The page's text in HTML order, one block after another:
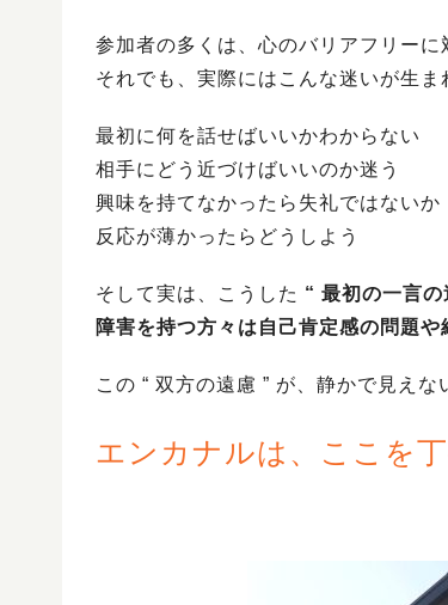
参加者の多くは、心のバリアフリーに
それでも、実際にはこんな迷いが生ま
最初に何を話せばいいかわからない
相手にどう近づけばいいのか迷う
興味を持てなかったら失礼ではないか
反応が薄かったらどうしよう
そして実は、こうした “ 最初の一言の
障害を持つ方々は自己肯定感の問題
この “ 双方の遠慮 ” が、静かで見えな
エンカナルは、ここを